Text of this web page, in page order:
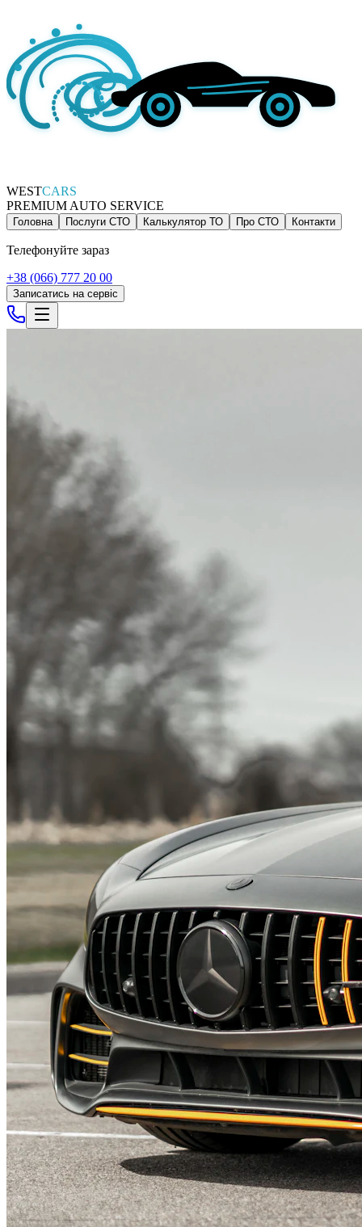
WESTCARS
PREMIUM AUTO SERVICE
Головна Послуги СТО Калькулятор ТО Про СТО Контакти
Телефонуйте зараз
+38 (066) 777 20 00
Записатись на сервіс